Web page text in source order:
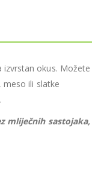
izvrstan okus. Možete
ili slatke
mliječnih sastojaka,